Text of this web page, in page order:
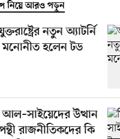
নিয়ে আরও পড়ুন
নতুন অ্যাটর্নি
মনোনীত হলেন টড
আল–সাইয়েদের উত্থান
রাজনীতিকদের কি